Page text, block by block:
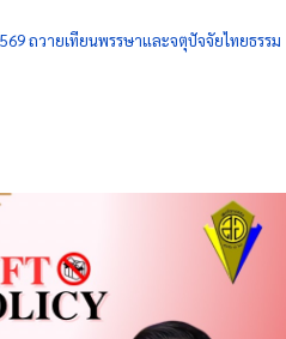
ถวายเทียนพรรษาและจตุปัจจัยไทยธรรม